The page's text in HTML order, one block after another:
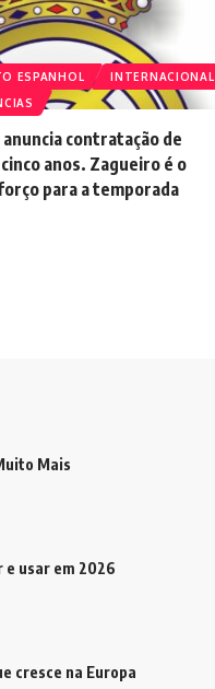
ESPANHOL
INTERNACIONAL
contratação de
anos. Zagueiro é o
para a temporada
Mais
usar em 2026
cresce na Europa